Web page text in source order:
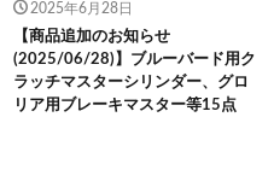
2025年6月28日
【商品追加のお知らせ
(2025/06/28)】ブルーバード用ク
ラッチマスターシリンダー、グロ
リア用ブレーキマスター等15点